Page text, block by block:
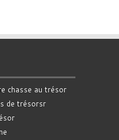
chasse au trésor
de trésorsr